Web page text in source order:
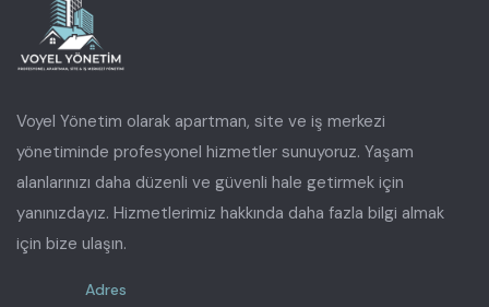
Voyel Yönetim olarak apartman, site ve iş merkezi
yönetiminde profesyonel hizmetler sunuyoruz. Yaşam
alanlarınızı daha düzenli ve güvenli hale getirmek için
yanınızdayız. Hizmetlerimiz hakkında daha fazla bilgi almak
için bize ulaşın.
Adres